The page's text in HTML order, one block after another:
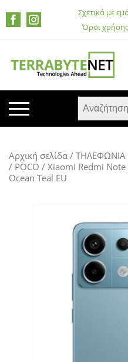
Σχετικά με
Όροι χρήσης
TABLETS
HEADSETS & ΗΧΕΊΑ
ΚΟΥΤΙΆ ΥΠΟΛΟΓΙΣΤΏΝ
Αρχική σελίδα / ΤΗΛΕΦΩΝΙΑ
/ POCO / Xiaomi Redmi Note
Ocean Teal EU